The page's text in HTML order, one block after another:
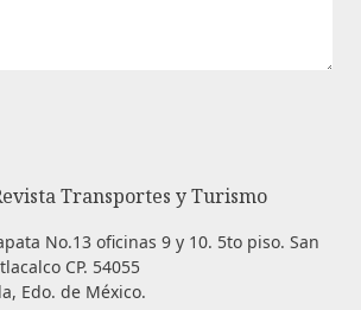
Transportes y Turismo
No.13 oficinas 9 y 10. 5to piso. San
CP. 54055
Edo. de México.